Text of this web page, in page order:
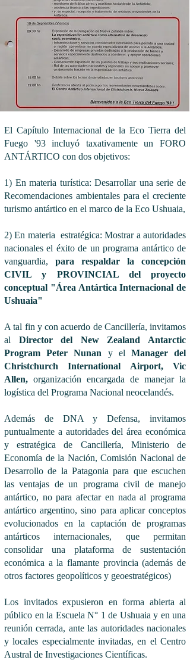
El Capítulo Internacional de la Eco Tierra del
Fuego '93 incluyó taxativamente un FORO
ANTÁRTICO con dos objetivos:
1) En materia turística: Desarrollar una serie de
Recomendaciones ambientales para el creciente
turismo antártico en el marco de la Eco Ushuaia,
2) En materia estratégica: Mostrar a autoridades
nacionales el éxito de un programa antártico de
vanguardia, para respaldar la concepción
CIVIL y PROVINCIAL del proyecto
conceptual "Área Antártica Internacional de
Ushuaia"
A tal fin y con acuerdo de Cancillería, invitamos
al Director del New Zealand Antarctic
Program Peter Nunan y el Manager del
Christchurch International Airport, Vic
Allen, organización encargada de manejar la
logística del Programa Nacional neocelandés.
Además de DNA y Defensa, invitamos
puntualmente a autoridades del área económica
y estratégica de Cancillería, Ministerio de
Economía de la Nación, Comisión Nacional de
Desarrollo de la Patagonia para que escuchen
las ventajas de un programa civil de manejo
antártico, no para afectar en nada al programa
antártico argentino, sino para aplicar conceptos
evolucionados en la captación de programas
antárticos internacionales, que permitan
consolidar una plataforma de sustentación
económica a la flamante provincia (además de
otros factores geopolíticos y geoestratégicos)
Los invitados expusieron en forma abierta al
público en la Escuela N° 1 de Ushuaia y en una
reunión cerrada, ante las autoridades nacionales
y locales especialmente invitadas, en el Centro
Austral de Investigaciones Científicas.